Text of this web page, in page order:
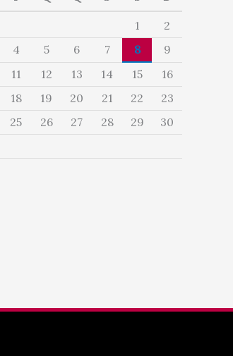
1
2
4 5 6 7 8
9
11 12 13 14 15
16
18 19 20 21 22
23
25 26 27 28 29
30